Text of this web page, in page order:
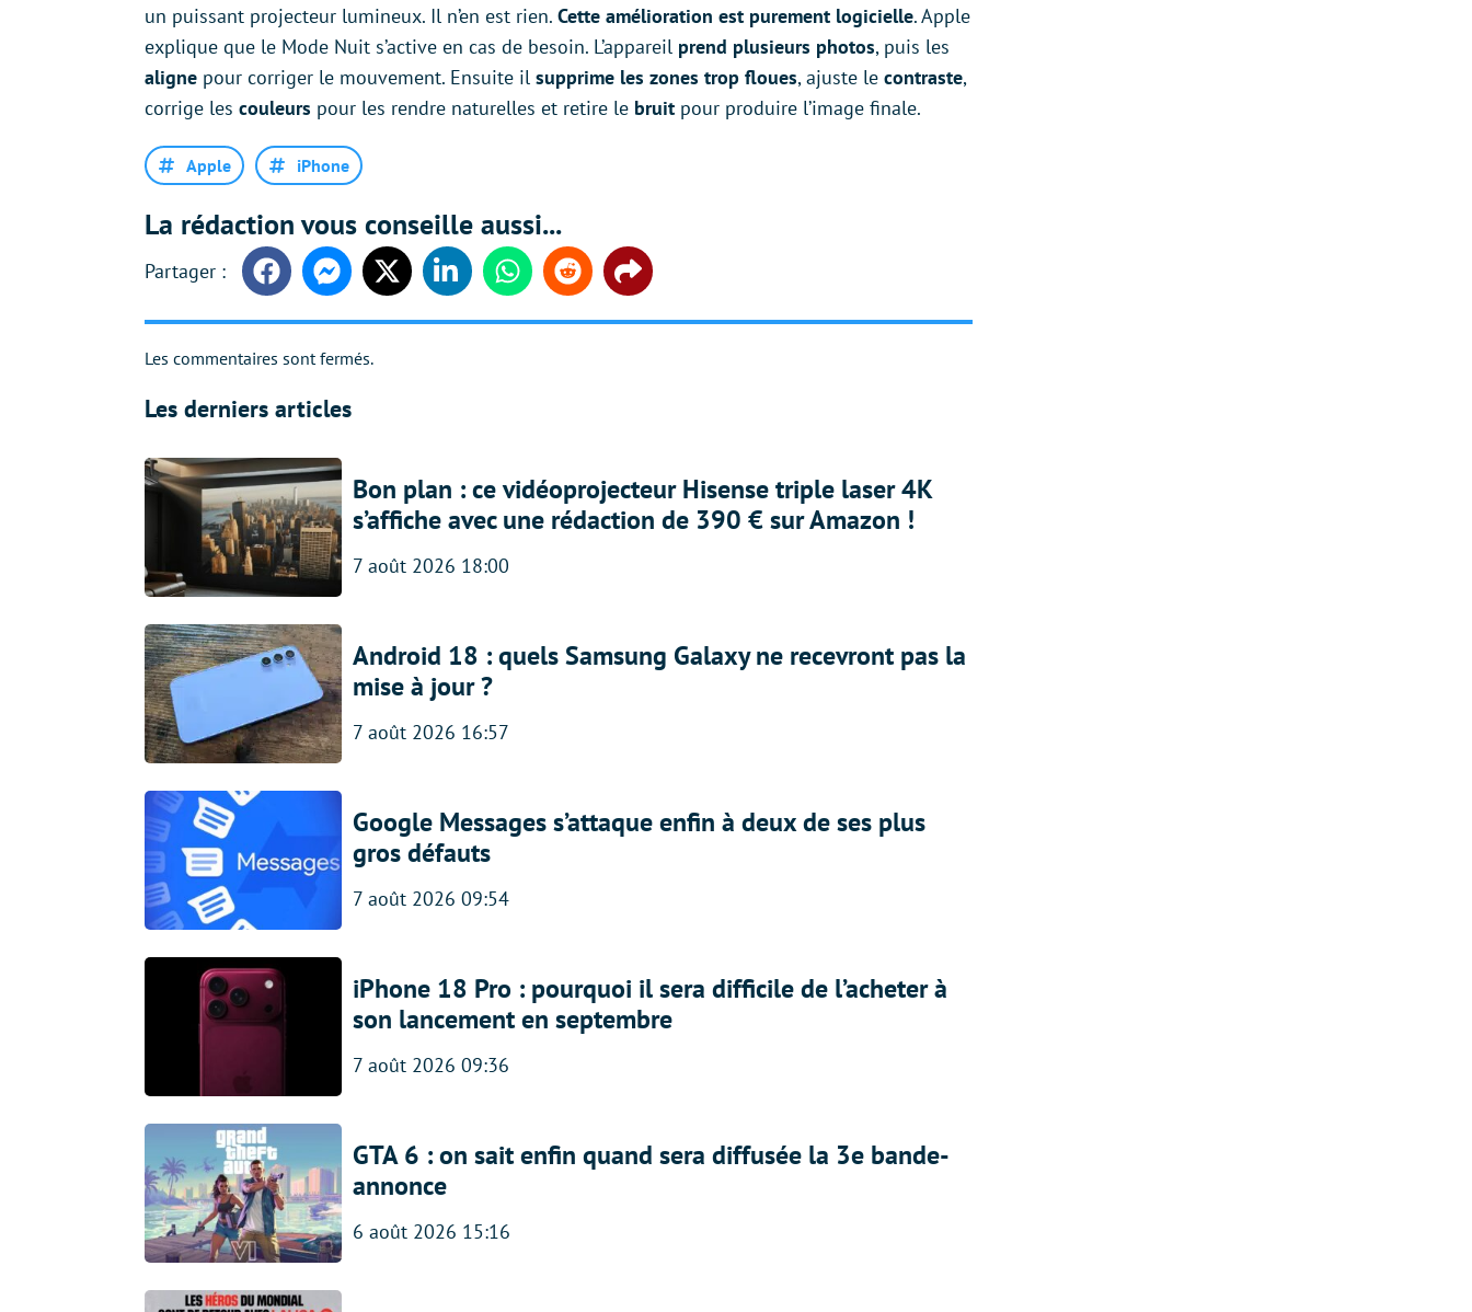
un puissant projecteur lumineux. Il n’en est rien. Cette amélioration est purement logicielle. Apple
explique que le Mode Nuit s’active en cas de besoin. L’appareil prend plusieurs photos, puis les
aligne pour corriger le mouvement. Ensuite il supprime les zones trop floues, ajuste le contraste,
corrige les couleurs pour les rendre naturelles et retire le bruit pour produire l’image finale.
Apple iPhone
La rédaction vous conseille aussi...
FacebookMessengerTwitter LinkedinWhatsappReddit Share
Les commentaires sont fermés.
Les derniers articles
Bon plan : ce vidéoprojecteur Hisense triple laser 4K
s’affiche avec une rédaction de 390 € sur Amazon !
7 août 2026 18:00
Android 18 : quels Samsung Galaxy ne recevront pas la
mise à jour ?
7 août 2026 16:57
Google Messages s’attaque enfin à deux de ses plus
gros défauts
7 août 2026 09:54
iPhone 18 Pro : pourquoi il sera difficile de l’acheter à
son lancement en septembre
7 août 2026 09:36
GTA 6 : on sait enfin quand sera diffusée la 3e bande-
annonce
6 août 2026 15:16